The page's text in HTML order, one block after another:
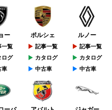
ー
一覧
ログ
車
ポルシェ
記事一覧
カタログ
中古車
ルノー
記事一覧
カタログ
中古車